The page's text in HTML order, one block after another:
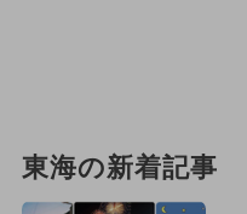
東海の新着記事